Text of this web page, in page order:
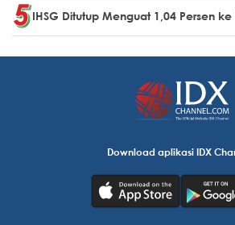
IHSG Ditutup Menguat 1,04 Persen ke
Download aplikasi IDX